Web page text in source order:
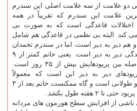
دو علامت از سه علامت اصلی این سندرم
علامت این سندرم که تقریباً در همه
اختلالات قاعدگی است که به صورت بی
کند. البته بی نظمی در قاعدگی هم شامل
هم دیر به دیر است، اما در سندرم تخمدان
پلی کیستیک معمولاً قاعدگی دیر به دیر است. یعنی خانم کمتر از ۹
پریود در سال دارد یا فاصله بین پریودهایش بیش از ۳۵ روز است.
دیر به دیر این است که معمولاً
خونریزی قاعدگی شدید و طولانی است و گاه ممکنست خانم بعد از ۳
ناشی از افزایش سطح هورمون های مردانه